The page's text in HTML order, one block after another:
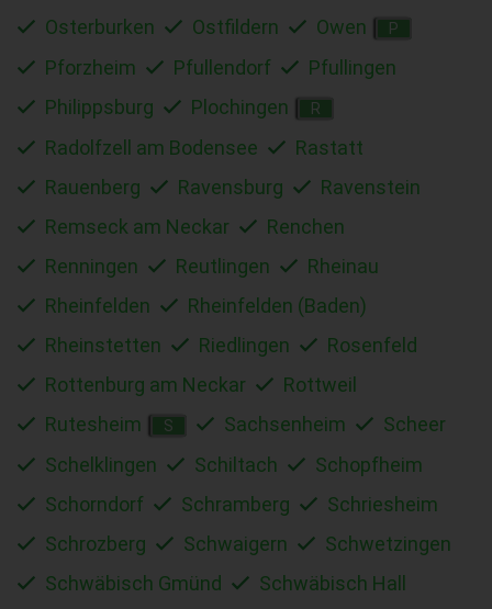
Osterburken
Ostfildern Owen P
Pforzheim Pfullendorf
Pfullingen
Philippsburg
Plochingen R
Radolfzell am Bodensee
Rastatt
Rauenberg
Ravensburg
Ravenstein
Remseck am Neckar
Renchen
Renningen
Reutlingen
Rheinau
Rheinfelden
Rheinfelden (Baden)
Rheinstetten
Riedlingen
Rosenfeld
Rottenburg am Neckar
Rottweil
Rutesheim
S Sachsenheim
Scheer
Schelklingen
Schiltach
Schopfheim
Schorndorf
Schramberg
Schriesheim
Schrozberg
Schwaigern
Schwetzingen
Schwäbisch Gmünd
Schwäbisch Hall